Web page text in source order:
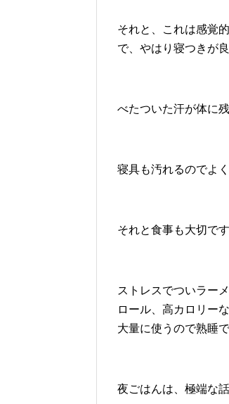
それと、これは感覚
で、やはり寝つきが
べたついた汗が体に
寝具も汚れるのでよ
それと食事も大切です
ストレスでついラー
ロール、高カロリー
大量に使うので熟睡で
夜ごはんは、極端な